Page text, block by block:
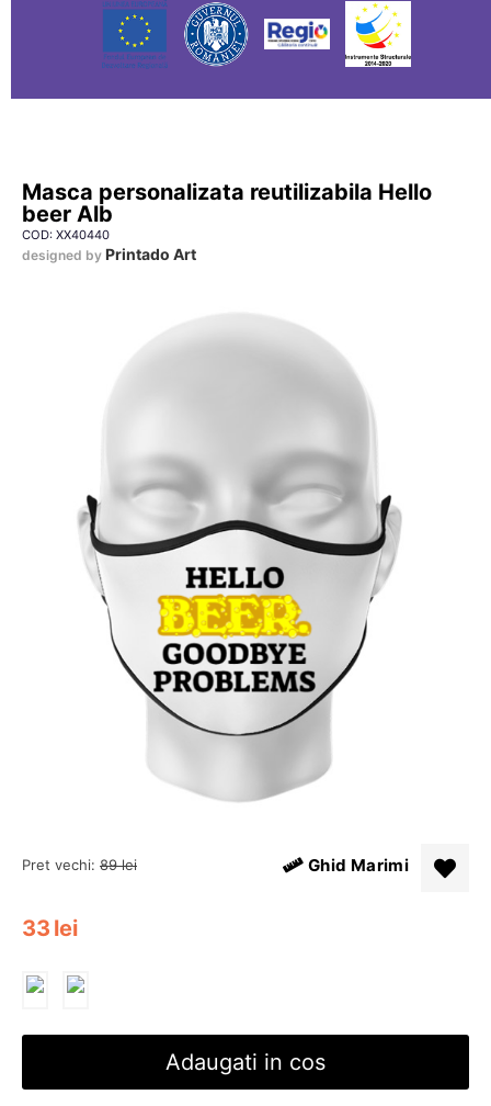
Masca personalizata reutilizabila Hello
beer Alb
COD: XX40440
designed by Printado Art
Pret vechi: 89 lei
33 lei
Ghid Marimi
Adaugati in cos